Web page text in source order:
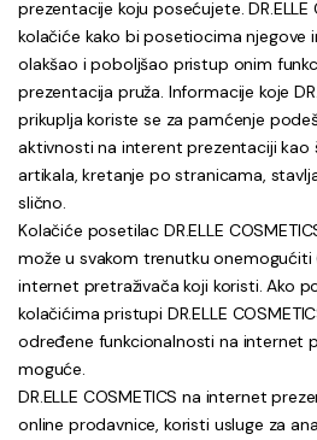
prezentacije koju posećujete. DR.ELLE
kolačiće kako bi posetiocima njegove
olakšao i poboljšao pristup onim
prezentacija pruža. Informacije koje
prikuplja koriste se za pamćenje
aktivnosti na interent prezentaciji kao
artikala, kretanje po stranicama,
slično.
Kolačiće posetilac DR.ELLE
može u svakom trenutku
internet pretraživača koji koristi. Ako
kolačićima pristupi DR.ELLE
određene funkcionalnosti na internet
moguće.
DR.ELLE COSMETICS na internet
online prodavnice, koristi usluge za